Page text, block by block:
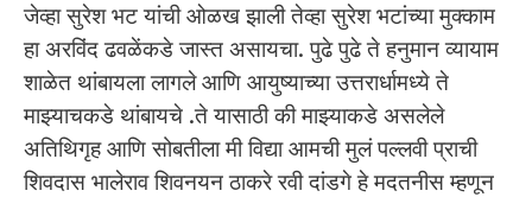
जेव्हा सुरेश भट यांची ओळख झाली तेव्हा सुरेश भटांच्या मुक्काम
हा अरविंद ढवळेंकडे जास्त असायचा. पुढे पुढे ते हनुमान व्यायाम
शाळेत थांबायला लागले आणि आयुष्याच्या उत्तरार्धामध्ये ते
माझ्याचकडे थांबायचे .ते यासाठी की माझ्याकडे असलेले
अतिथिगृह आणि सोबतीला मी विद्या आमची मुलं पल्लवी प्राची
शिवदास भालेराव शिवनयन ठाकरे रवी दांडगे हे मदतनीस म्हणून